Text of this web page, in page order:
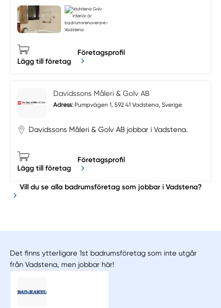
Lägg till företag
Företagsprofil
Davidssons Måleri & Golv AB
Adress: Pumpvägen 1, 592 41 Vadstena, Sverige
Davidssons Måleri & Golv AB jobbar i Vadstena.
Lägg till företag
Företagsprofil
Vill du se alla badrumsföretag som jobbar i Vadstena?
Det finns ytterligare 1st badrumsföretag som inte utgår
från Vadstena, men jobbar här!